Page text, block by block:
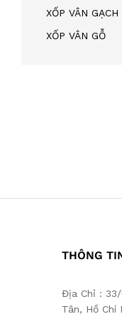
XỐP VÂN GẠCH
XỐP VÂN GỖ
THÔNG
Địa Chỉ :
Tân, Hồ Chí